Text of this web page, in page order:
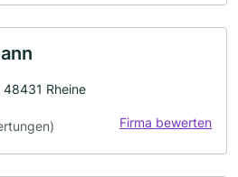
48431 Rheine
Firma bewerten